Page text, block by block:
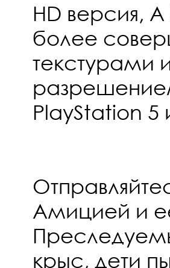
HD версия,
более
текстурами
PlayStation 5
Амицией и
крыс, дети